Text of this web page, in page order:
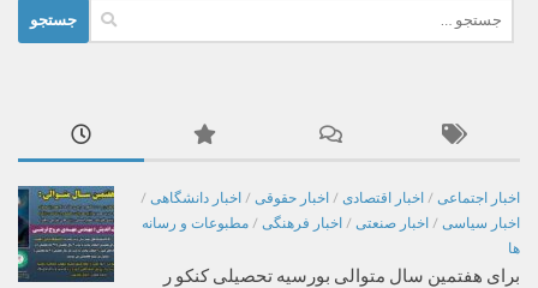
برای:
اخبار اجتماعی / اخبار اقتصادی / اخبار حقوقی / اخبار دانشگاهی /
اخبار سیاسی / اخبار صنعتی / اخبار فرهنگی / مطبوعات و رسانه
ها
برای هفتمین سال متوالی بورسیه تحصیلی کنکو ر